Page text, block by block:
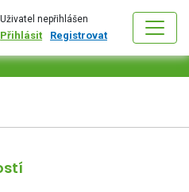
Uživatel nepřihlášen
Přihlásit Registrovat